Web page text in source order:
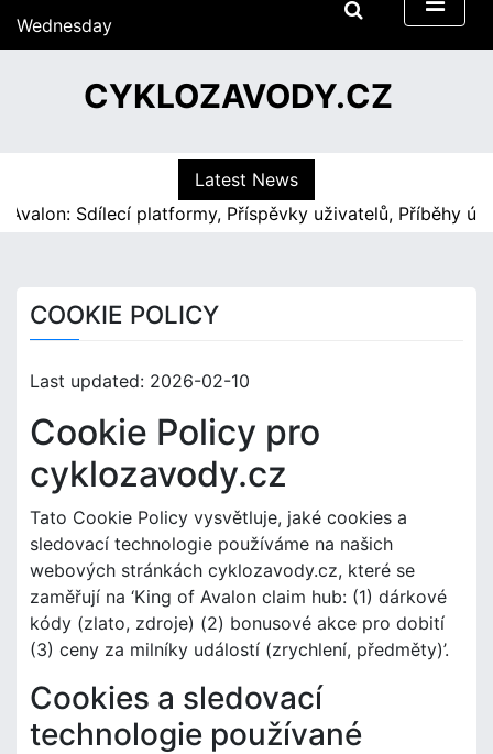
Wednesday
15/07/2026
CYKLOZAVODY.CZ
Latest News
Sdílecí platformy, Příspěvky uživatelů, Příběhy
COOKIE POLICY
Last updated: 2026-02-10
Cookie Policy pro
cyklozavody.cz
Tato Cookie Policy vysvětluje, jaké cookies a
sledovací technologie používáme na našich
webových stránkách cyklozavody.cz, které se
zaměřují na ‘King of Avalon claim hub: (1) dárkové
kódy (zlato, zdroje) (2) bonusové akce pro dobití
(3) ceny za milníky událostí (zrychlení, předměty)’.
Cookies a sledovací
technologie používané